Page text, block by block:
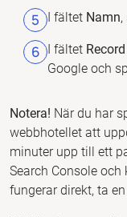
I fältet Namn
I fältet Record
Google och
Notera! När du har
webbhotellet att
minuter upp till ett
Search Console och
fungerar direkt, ta